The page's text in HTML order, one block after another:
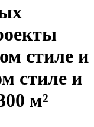
стиле и
стиле и
м²